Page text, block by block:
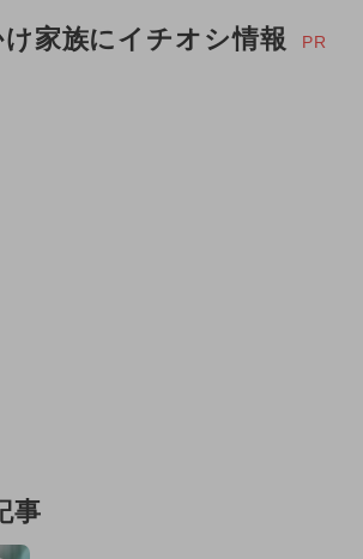
家族にイチオシ情報 PR
事